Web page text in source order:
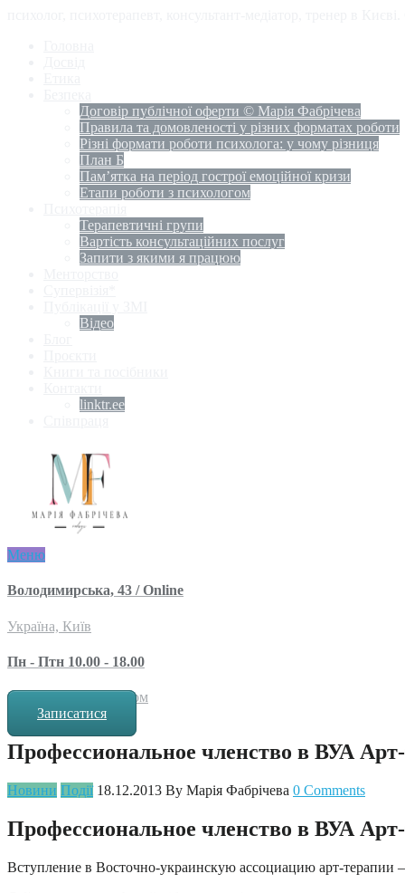
Договір публічної оферти © Марія Фабрічева
Правила та домовленості у різних форматах роботи
Різні формати роботи психолога: у чому різниця
План Б
Пам’ятка на період гострої емоційної кризи
Етапи роботи з психологом
Терапевтичні групи
Вартість консультаційних послуг
Запити з якими я працюю
Відео
linktr.ee
Меню
Володимирська, 43 / Online
Україна, Київ
Пн - Птн 10.00 - 18.00
за попереднім записом
Записатися
Профессиональное членство в ВУА
Новини Події 18.12.2013 By Марія Фабрічева 0 Comments
Профессиональное членство в ВУА
Вступление в Восточно-украинскую ассоциацию арт-терапии